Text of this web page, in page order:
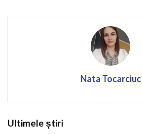
Nata Tocarciuc
Ultimele știri